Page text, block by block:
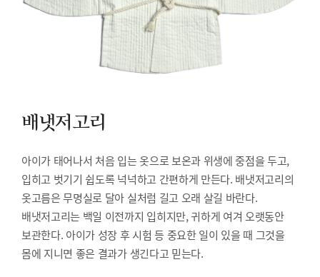
배냇저고리
아이가 태어나서 처음 입는 옷으로 보온과 위생에 중점을 두고,
입히고 벗기기 쉽도록 넉넉하고 간편하게 만든다. 배냇저고리의
옷고름은 무명실로 달아 실처럼 길고 오래 살길 바란다.
배냇저고리는 백일 이전까지 입히지만, 귀하게 여겨 오랫동안
보관한다. 아이가 성장 후 시험 등 중요한 일이 있을 때 그것을
몸에 지니면 좋은 결과가 생긴다고 믿는다.